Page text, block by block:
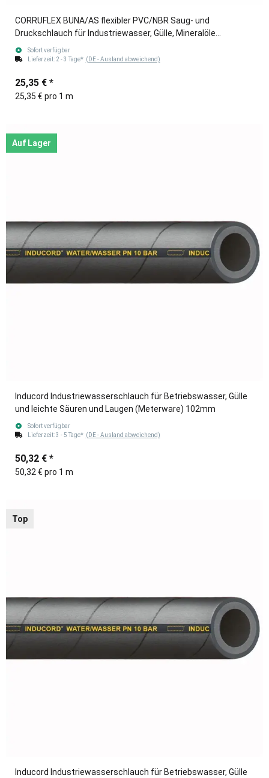
CORRUFLEX BUNA/AS flexibler PVC/NBR Saug- und
Druckschlauch für Industriewasser, Gülle, Mineralöle
blau/schwarz 76mm (3")
Sofort verfügbar
Lieferzeit: 2 - 3 Tage* (DE - Ausland abweichend)
25,35 € *
25,35 € pro 1 m
Auf Lager
Inducord Industriewasserschlauch für Betriebswasser, Gülle
und leichte Säuren und Laugen (Meterware) 102mm
Sofort verfügbar
Lieferzeit:3 - 5 Tage* (DE - Ausland abweichend)
50,32 € *
50,32 € pro 1 m
Top
Inducord Industriewasserschlauch für Betriebswasser, Gülle